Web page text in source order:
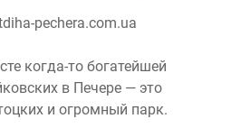
pechera.com.ua
когда-то богатейшей
в Печере — это
и огромный парк.